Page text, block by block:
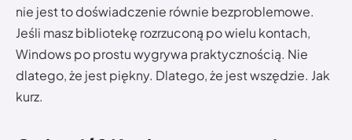
nie jest to doświadczenie równie bezproblemowe.
Jeśli masz bibliotekę rozrzuconą po wielu kontach,
Windows po prostu wygrywa praktycznością. Nie
dlatego, że jest piękny. Dlatego, że jest wszędzie. Jak
kurz.